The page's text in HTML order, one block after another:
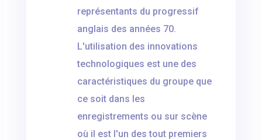
représentants du progressif
anglais des années 70.
L'utilisation des innovations
technologiques est une des
caractéristiques du groupe que
ce soit dans les
enregistrements ou sur scène
où il est l'un des tout premiers